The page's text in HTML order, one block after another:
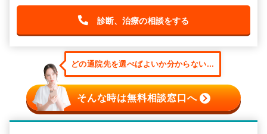
診断、治療の相談をする
どの通院先を選べばよいか分からない...
そんな時は無料相談窓口へ